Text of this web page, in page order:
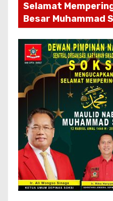
Selamat
Besar Muhammad